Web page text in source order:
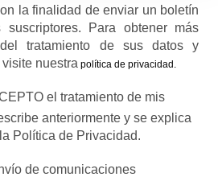
la finalidad de enviar un boletín
suscriptores. Para obtener más
tratamiento de sus datos y
nuestra política de privacidad
el tratamiento de mis
anteriormente y se explica
Política de Privacidad.
de comunicaciones